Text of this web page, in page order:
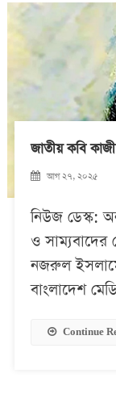
জাতীয় কবি
আগ ২৭, ২০২৫
নিউজ ডেস্ক:
ও সাম্যবাদের
নজরুল
বাংলাদেশ
Continue